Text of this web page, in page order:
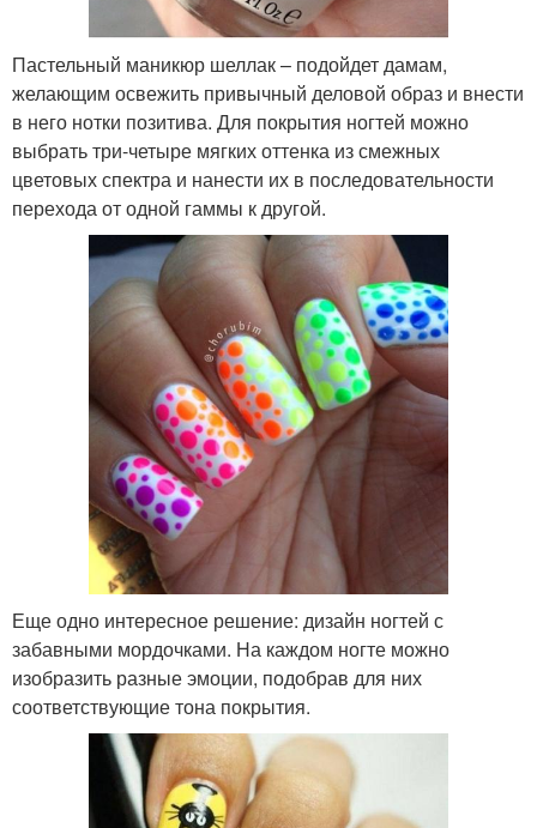
Пастельный маникюр шеллак – подойдет дамам,
желающим освежить привычный деловой образ и внести
в него нотки позитива. Для покрытия ногтей можно
выбрать три-четыре мягких оттенка из смежных
цветовых спектра и нанести их в последовательности
перехода от одной гаммы к другой.
Еще одно интересное решение: дизайн ногтей с
забавными мордочками. На каждом ногте можно
изобразить разные эмоции, подобрав для них
соответствующие тона покрытия.